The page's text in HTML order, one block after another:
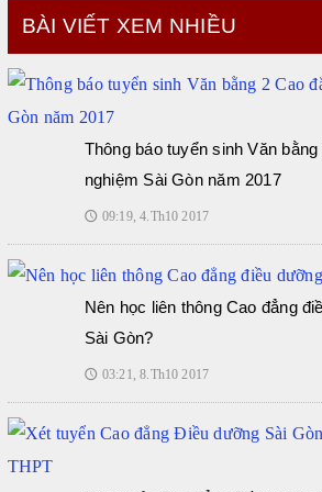
BÀI VIẾT XEM NHIỀU
Thông báo tuyển sinh Văn
nghiệm Sài Gòn năm 2017
🕔 09:19, 4.Th10 2017
Nên học liên thông Cao đẳng
Sài Gòn?
🕔 03:21, 8.Th10 2017